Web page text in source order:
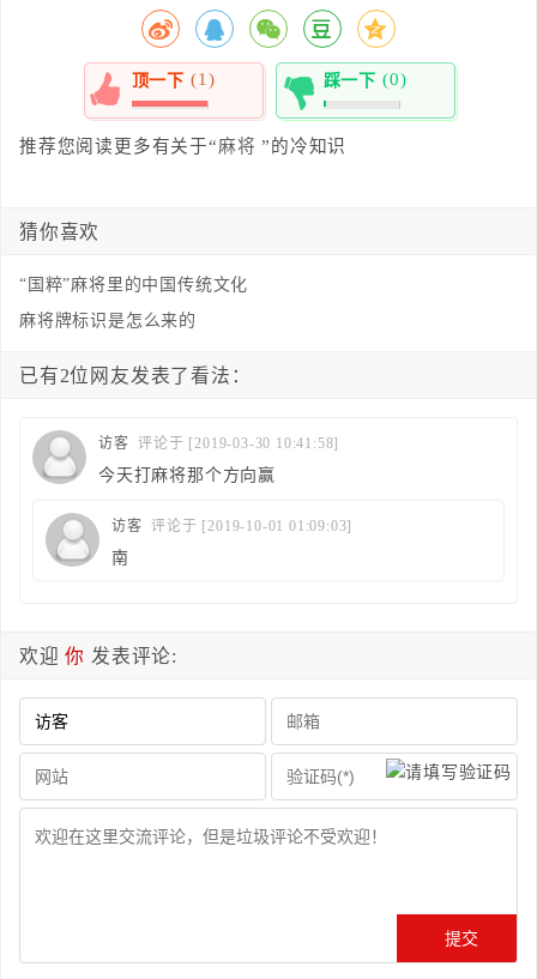
顶一下 (1)
100%
踩一下 (0)
0%
推荐您阅读更多有关于“麻将 ”的冷知识
猜你喜欢
“国粹”麻将里的中国传统文化
麻将牌标识是怎么来的
已有2位网友发表了看法：
访客 评论于 [2019-03-30 10:41:58]
今天打麻将那个方向赢
访客 评论于 [2019-10-01 01:09:03]
南
欢迎你 发表评论: